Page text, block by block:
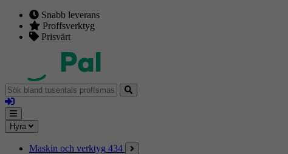
Snabb leverans
Proffsverktyg
Prisvärt
Sök
bland
tusentals
proffsmaskiner
Logga
in
Mina
sidor
Meny
Hyra
Maskin och verktyg 434